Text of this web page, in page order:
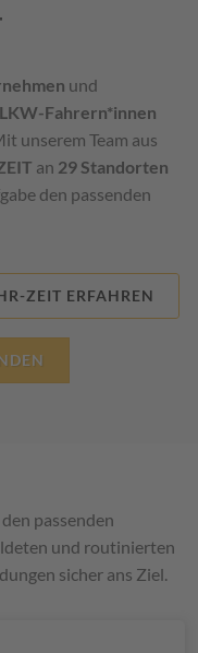
und
LKW-Fahrern*innen
unserem Team aus
an 29 Standorten
den passenden
ZEIT ERFAHREN
passenden
und routinierten
sicher ans Ziel.